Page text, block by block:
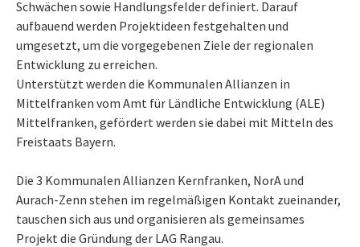
Schwächen sowie Handlungsfelder definiert. Darauf
aufbauend werden Projektideen festgehalten und
umgesetzt, um die vorgegebenen Ziele der regionalen
Entwicklung zu erreichen.
Unterstützt werden die Kommunalen Allianzen in
Mittelfranken vom Amt für Ländliche Entwicklung (ALE)
Mittelfranken, gefördert werden sie dabei mit Mitteln des
Freistaats Bayern.
Die 3 Kommunalen Allianzen Kernfranken, NorA und
Aurach-Zenn stehen im regelmäßigen Kontakt zueinander,
tauschen sich aus und organisieren als gemeinsames
Projekt die Gründung der LAG Rangau.